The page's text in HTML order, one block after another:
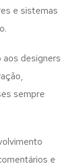
e sistemas
aos designers
sempre
e